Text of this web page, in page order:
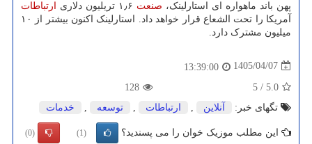
پهن باند ماهواره ای استارلینک، صنعت
ارتباطات
آمریکا را تحت الشعاع قرار خواهد داد. استارلینک اکنون بیشتر از ۱۰
میلیون مشترک دارد.
1405/04/07
13:39:00
5.0
/
5
128
تگهای خبر:
آنلاین ارتباطات توسعه خدمات
این مطلب موزیک خوان را می پسندید؟ (1)
(0)